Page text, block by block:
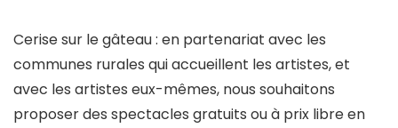
Cerise sur le gâteau : en partenariat avec les
communes rurales qui accueillent les artistes, et
avec les artistes eux-mêmes, nous souhaitons
proposer des spectacles gratuits ou à prix libre en